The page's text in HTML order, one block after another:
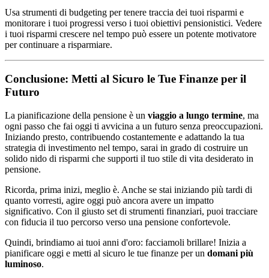
Usa strumenti di budgeting per tenere traccia dei tuoi risparmi e
monitorare i tuoi progressi verso i tuoi obiettivi pensionistici. Vedere
i tuoi risparmi crescere nel tempo può essere un potente motivatore
per continuare a risparmiare.
Conclusione: Metti al Sicuro le Tue Finanze per il
Futuro
La pianificazione della pensione è un viaggio a lungo termine, ma
ogni passo che fai oggi ti avvicina a un futuro senza preoccupazioni.
Iniziando presto, contribuendo costantemente e adattando la tua
strategia di investimento nel tempo, sarai in grado di costruire un
solido nido di risparmi che supporti il tuo stile di vita desiderato in
pensione.
Ricorda, prima inizi, meglio è. Anche se stai iniziando più tardi di
quanto vorresti, agire oggi può ancora avere un impatto
significativo. Con il giusto set di strumenti finanziari, puoi tracciare
con fiducia il tuo percorso verso una pensione confortevole.
Quindi, brindiamo ai tuoi anni d'oro: facciamoli brillare! Inizia a
pianificare oggi e metti al sicuro le tue finanze per un domani più
luminoso.